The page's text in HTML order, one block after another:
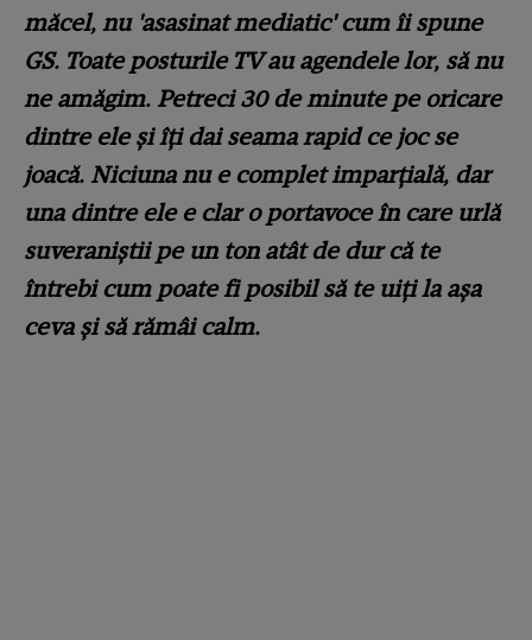
măcel, nu 'asasinat mediatic' cum îi spune
GS. Toate posturile TV au agendele lor, să nu
ne amăgim. Petreci 30 de minute pe oricare
dintre ele și îți dai seama rapid ce joc se
joacă. Niciuna nu e complet imparțială, dar
una dintre ele e clar o portavoce în care urlă
suveraniștii pe un ton atât de dur că te
întrebi cum poate fi posibil să te uiți la așa
ceva și să rămâi calm.